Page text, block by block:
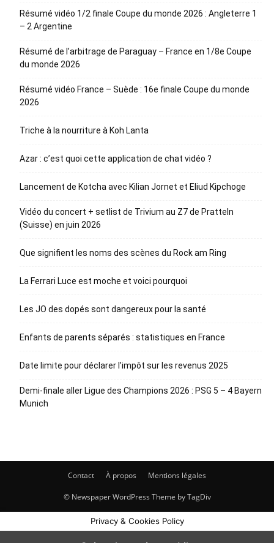
Résumé vidéo 1/2 finale Coupe du monde 2026 : Angleterre 1
– 2 Argentine
Résumé de l’arbitrage de Paraguay – France en 1/8e Coupe
du monde 2026
Résumé vidéo France – Suède : 16e finale Coupe du monde
2026
Triche à la nourriture à Koh Lanta
Azar : c’est quoi cette application de chat vidéo ?
Lancement de Kotcha avec Kilian Jornet et Eliud Kipchoge
Vidéo du concert + setlist de Trivium au Z7 de Pratteln
(Suisse) en juin 2026
Que signifient les noms des scènes du Rock am Ring
La Ferrari Luce est moche et voici pourquoi
Les JO des dopés sont dangereux pour la santé
Enfants de parents séparés : statistiques en France
Date limite pour déclarer l’impôt sur les revenus 2025
Demi-finale aller Ligue des Champions 2026 : PSG 5 – 4 Bayern
Munich
Contact À propos Mentions légales
© Newspaper WordPress Theme by TagDiv
Privacy & Cookies Policy